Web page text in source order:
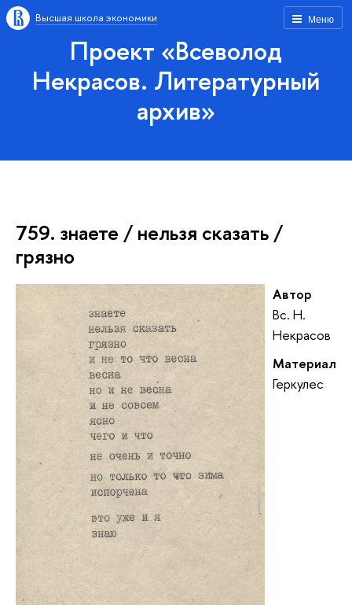
Меню
Высшая школа экономики
Проект «Всеволод
Некрасов. Литературный
архив»
759. знаете / нельзя сказать /
грязно
Автор
Вс. Н.
Некрасов
Материал
Геркулес